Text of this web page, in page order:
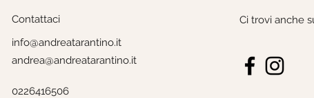
Contattaci
info@andreatarantino.it
andrea@andreatarantino.it
0226416506
Ci trovi anche